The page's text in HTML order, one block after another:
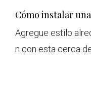
Cómo instalar
Agregue estilo
n con esta cerca